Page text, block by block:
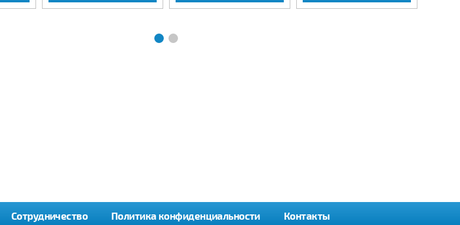
Сотрудничество Политика конфиденциальности Контакты